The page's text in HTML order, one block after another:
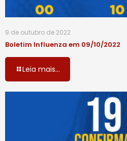
9 de outubro de 2022
Boletim Influenza em 09/10/2022
Leia mais...